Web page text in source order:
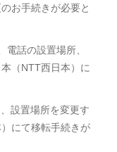
お手続きが必要と
電話の設置場所、
（NTT西日本）に
設置場所を変更す
にて移転手続きが